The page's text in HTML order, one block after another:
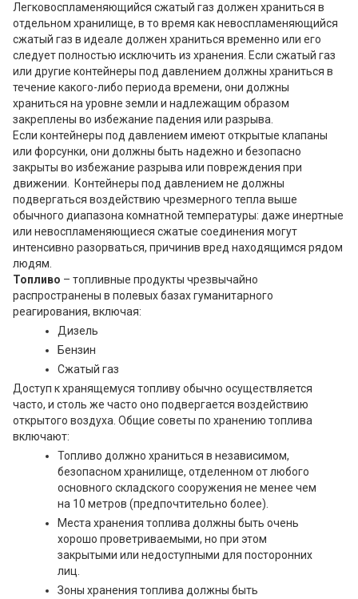
Легковоспламеняющийся сжатый газ должен храниться в
отдельном хранилище, в то время как невоспламеняющийся
сжатый газ в идеале должен храниться временно или его
следует полностью исключить из хранения. Если сжатый газ
или другие контейнеры под давлением должны храниться в
течение какого-либо периода времени, они должны
храниться на уровне земли и надлежащим образом
закреплены во избежание падения или разрыва.
Если контейнеры под давлением имеют открытые клапаны
или форсунки, они должны быть надежно и безопасно
закрыты во избежание разрыва или повреждения при
движении. Контейнеры под давлением не должны
подвергаться воздействию чрезмерного тепла выше
обычного диапазона комнатной температуры: даже инертные
или невоспламеняющиеся сжатые соединения могут
интенсивно разорваться, причинив вред находящимся рядом
людям.
Топливо – топливные продукты чрезвычайно
распространены в полевых базах гуманитарного
реагирования, включая:
Дизель
Бензин
Сжатый газ
Доступ к хранящемуся топливу обычно осуществляется
часто, и столь же часто оно подвергается воздействию
открытого воздуха. Общие советы по хранению топлива
включают:
Топливо должно храниться в независимом,
безопасном хранилище, отделенном от любого
основного складского сооружения не менее чем
на 10 метров (предпочтительно более).
Места хранения топлива должны быть очень
хорошо проветриваемыми, но при этом
закрытыми или недоступными для посторонних
лиц.
Зоны хранения топлива должны быть